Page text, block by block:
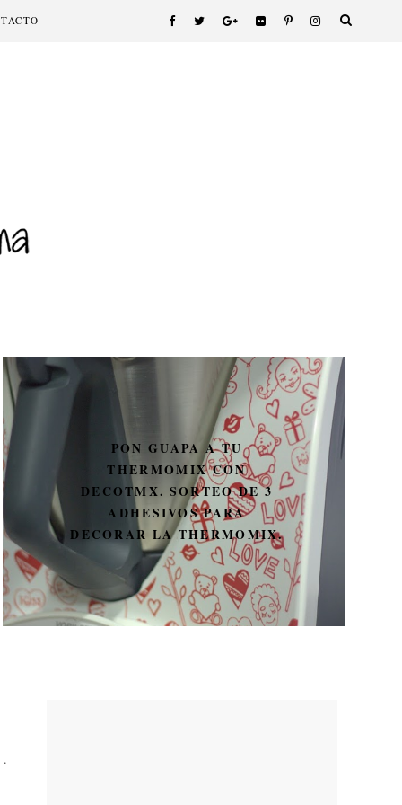
PON GUAPA A TU
THERMOMIX CON
DECOTMX. SORTEO DE 3
ADHESIVOS PARA
DECORAR LA THERMOMIX.